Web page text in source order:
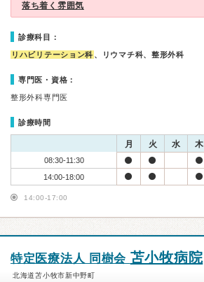
落ち着く雰囲気
診療科目：
リハビリテーション科 、リウマチ科、整形外科
専門医・資格：
整形外科専門医
診療時間
月 火 水 木
08:30-11:30
14:00-18:00
14:00-17:00
特定医療法人 同樹会 苫小牧病院
北海道苫小牧市新中野町